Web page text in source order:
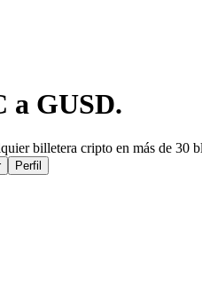
a GUSD.
billetera cripto en más de 30
Perfil